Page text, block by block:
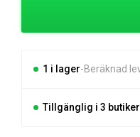
1 i lager Beräknad
Tillgänglig i 3 butiker